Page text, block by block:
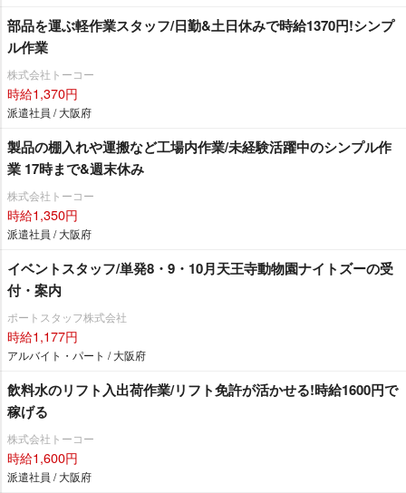
部品を運ぶ軽作業スタッフ/日勤&土日休みで時給1370円!シンプ
ル作業
株式会社トーコー
時給1,370円
派遣社員 / 大阪府
製品の棚入れや運搬など工場内作業/未経験活躍中のシンプル作
業 17時まで&週末休み
株式会社トーコー
時給1,350円
派遣社員 / 大阪府
イベントスタッフ/単発8・9・10月天王寺動物園ナイトズーの受
付・案内
ポートスタッフ株式会社
時給1,177円
アルバイト・パート / 大阪府
飲料水のリフト入出荷作業/リフト免許が活かせる!時給1600円で
稼げる
株式会社トーコー
時給1,600円
派遣社員 / 大阪府